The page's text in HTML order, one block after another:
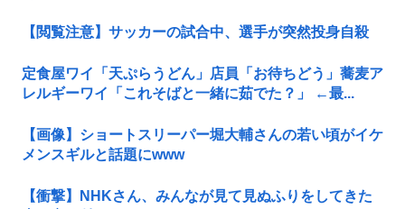
【閲覧注意】サッカーの試合中、選手が突然投身自殺
定食屋ワイ「天ぷらうどん」店員「お待ちどう」蕎麦ア
レルギーワイ「これそばと一緒に茹でた？」 ←最...
【画像】ショートスリーパー堀大輔さんの若い頃がイケ
メンスギルと話題にwww
【衝撃】NHKさん、みんなが見て見ぬふりをしてきた